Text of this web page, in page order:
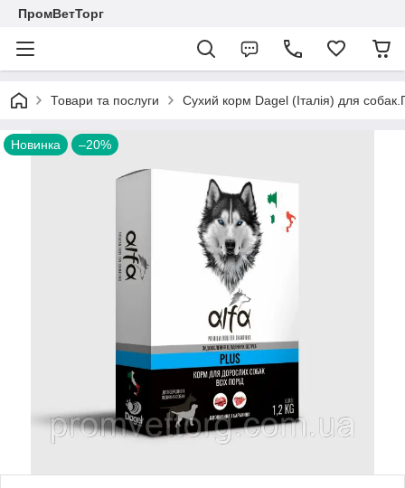
ПромВетТорг
Товари та послуги Сухий корм Dagel (Італія) для
Новинка –20%